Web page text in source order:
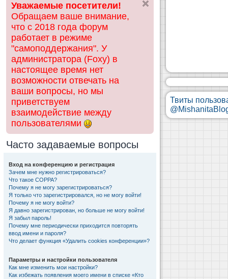
ск
Уважаемые посетители!
Обращаем ваше внимание,
что с 2018 года форум
работает в режиме
"самоподдержания". У
администратора (Foxy) в
настоящее время нет
возможности отвечать на
ваши вопросы, но мы
приветствуем
взаимодействие между
пользователями
Часто задаваемые вопросы
Вход на конференцию и регистрация
Зачем мне нужно регистрироваться?
Что такое COPPA?
Почему я не могу зарегистрироваться?
Я только что зарегистрировался, но не могу войти!
Почему я не могу войти?
Я давно зарегистрирован, но больше не могу войти!
Я забыл пароль!
Почему мне периодически приходится повторять
ввод имени и пароля?
Что делает функция «Удалить cookies конференции»?
Параметры и настройки пользователя
Как мне изменить мои настройки?
Как избежать появления моего имени в списке «Кто
Твиты